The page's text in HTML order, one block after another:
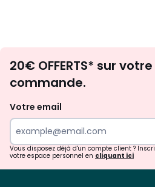
20€ OFFERTS* sur
commande.
Votre email
Vous disposez déjà d'un compte client ?
votre espace personnel en cliquant ici